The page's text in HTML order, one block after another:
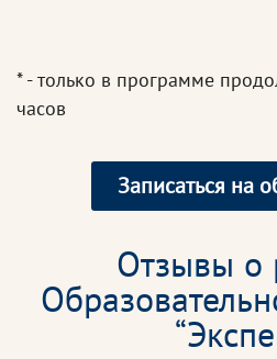
* - только в программе
часов
Записаться на
Отзывы о